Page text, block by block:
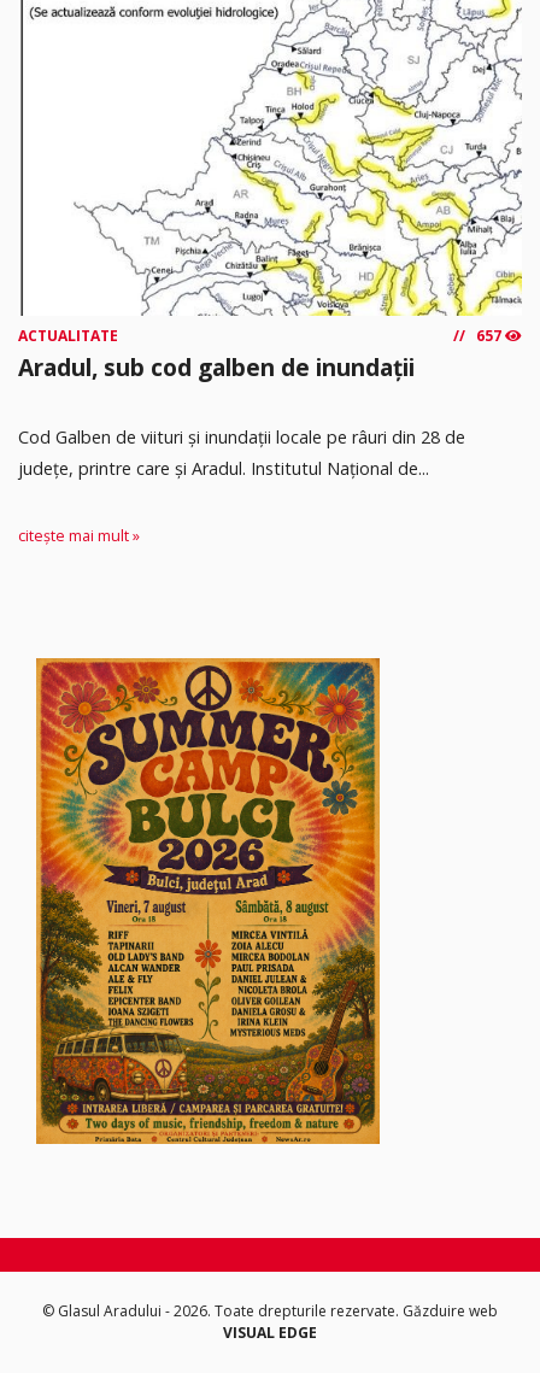
ACTUALITATE 657
Aradul, sub cod galben de inundații
Cod Galben de viituri și inundații locale pe râuri din 28 de
județe, printre care și Aradul. Institutul Național de...
citește mai mult »
© Glasul Aradului - 2026. Toate drepturile rezervate. Găzduire web
VISUAL EDGE